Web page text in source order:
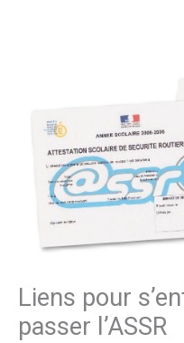
Liens pour
passer l’ASSR